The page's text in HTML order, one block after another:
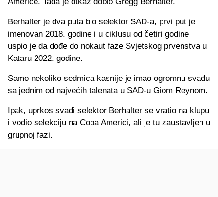
Berhalter je dva puta bio selektor SAD-a, prvi put je
imenovan 2018. godine i u ciklusu od četiri godine
uspio je da dođe do nokaut faze Svjetskog prvenstva u
Kataru 2022. godine.
Samo nekoliko sedmica kasnije je imao ogromnu svađu
sa jednim od najvećih talenata u SAD-u Giom Reynom.
Ipak, uprkos svađi selektor Berhalter se vratio na klupu
i vodio selekciju na Copa Americi, ali je tu zaustavljen u
grupnoj fazi.